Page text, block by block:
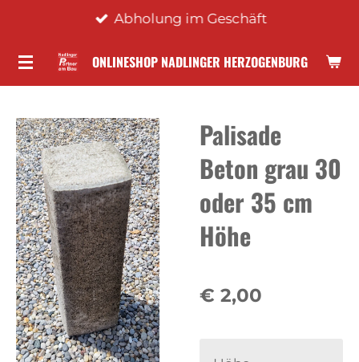
springen
ONLINESHOP NADLINGER HERZOGENBURG
Abholung im Geschäft
Palisade
Beton grau 30
oder 35 cm
Höhe
€ 2,00